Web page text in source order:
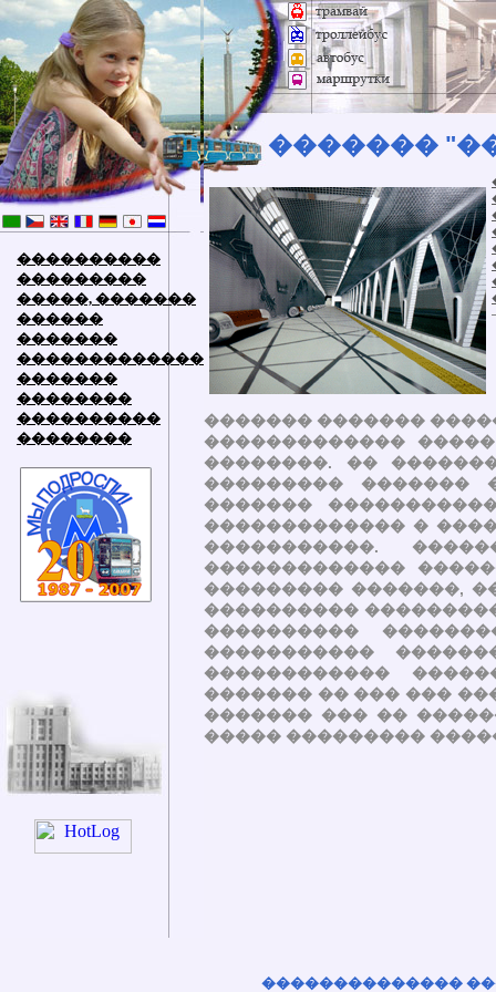
����������
���������
�����, �������
������
�������
�������������
�������
��������
����������
��������
�������
������� �������
�������������
��������. ��
��������� �������
�������
������������� �
�����������.
�������������
��������� �������,
����������
����������
�����������
������������
������� �� ��� ���
������� ��� ��
����� ���������
��������������